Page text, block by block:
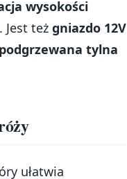
wysokości
. Jest też gniazdo 12V
podgrzewana tylna
ułatwia